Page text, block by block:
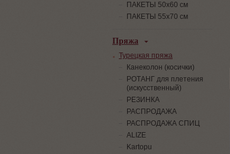
ПАКЕТЫ 50х60 см
ПАКЕТЫ 55х70 см
Пряжа
Турецкая пряжа
Канеколон (косички)
РОТАНГ для плетения
(искусственный)
PЕЗИНКА
РАСПРОДАЖА
РАСПРОДАЖА СПИЦ
ALIZE
Kartopu